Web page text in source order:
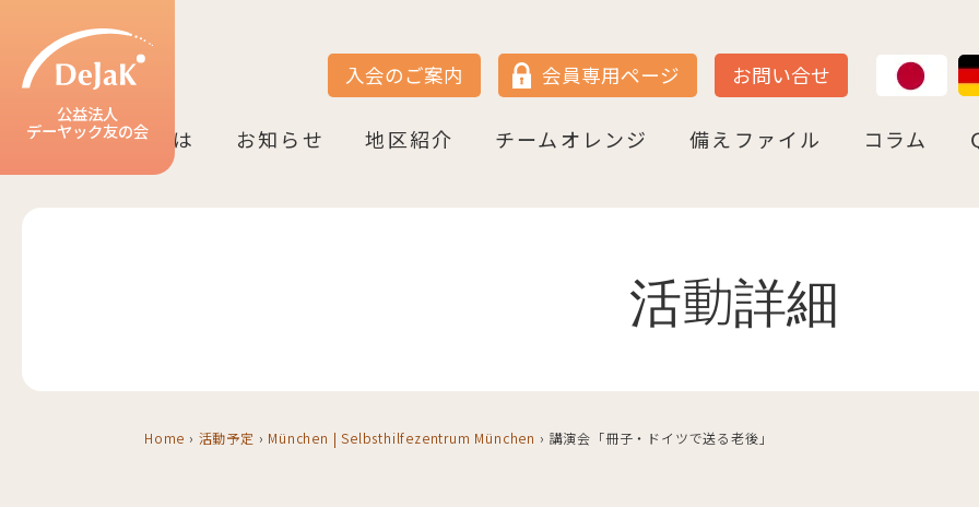
公益法人
デーヤック友の会
サイト内検索 入会のご案内 会員専用ページ お問い合せ
JP DE
DeJaK友の会とは
DeJaK-友の会とは
入会のご案内
活動紹介
デーヤック発行冊子のご案内
設立10周年記念（2022）
お知らせ
地区紹介
チームオレンジ
備えファイル
コラム
活動詳細
Home › 活動予定 › München | Selbsthilfezentrum München › 講演会「冊子・ドイツで送る老後」